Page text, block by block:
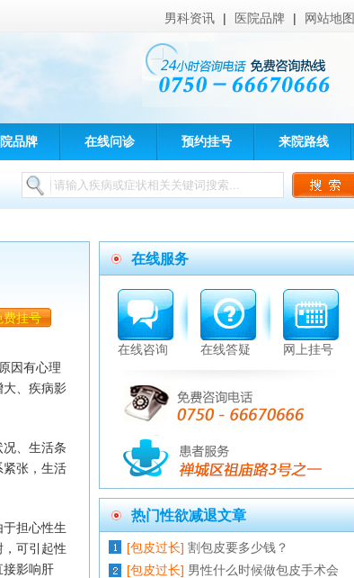
男科资讯 | 医院品牌 | 网站地图
品牌 在线问诊 预约挂号 来院路线
费挂号
因有心理
大、疾病影
、生活条
紧张，生活
担心性生
可引起性
接影响肝
在线服务
在线咨询 在线答疑 网上挂号
热门性欲减退文章
[包皮过长] 割包皮要多少钱？
[包皮过长] 男性什么时候做包皮手术会